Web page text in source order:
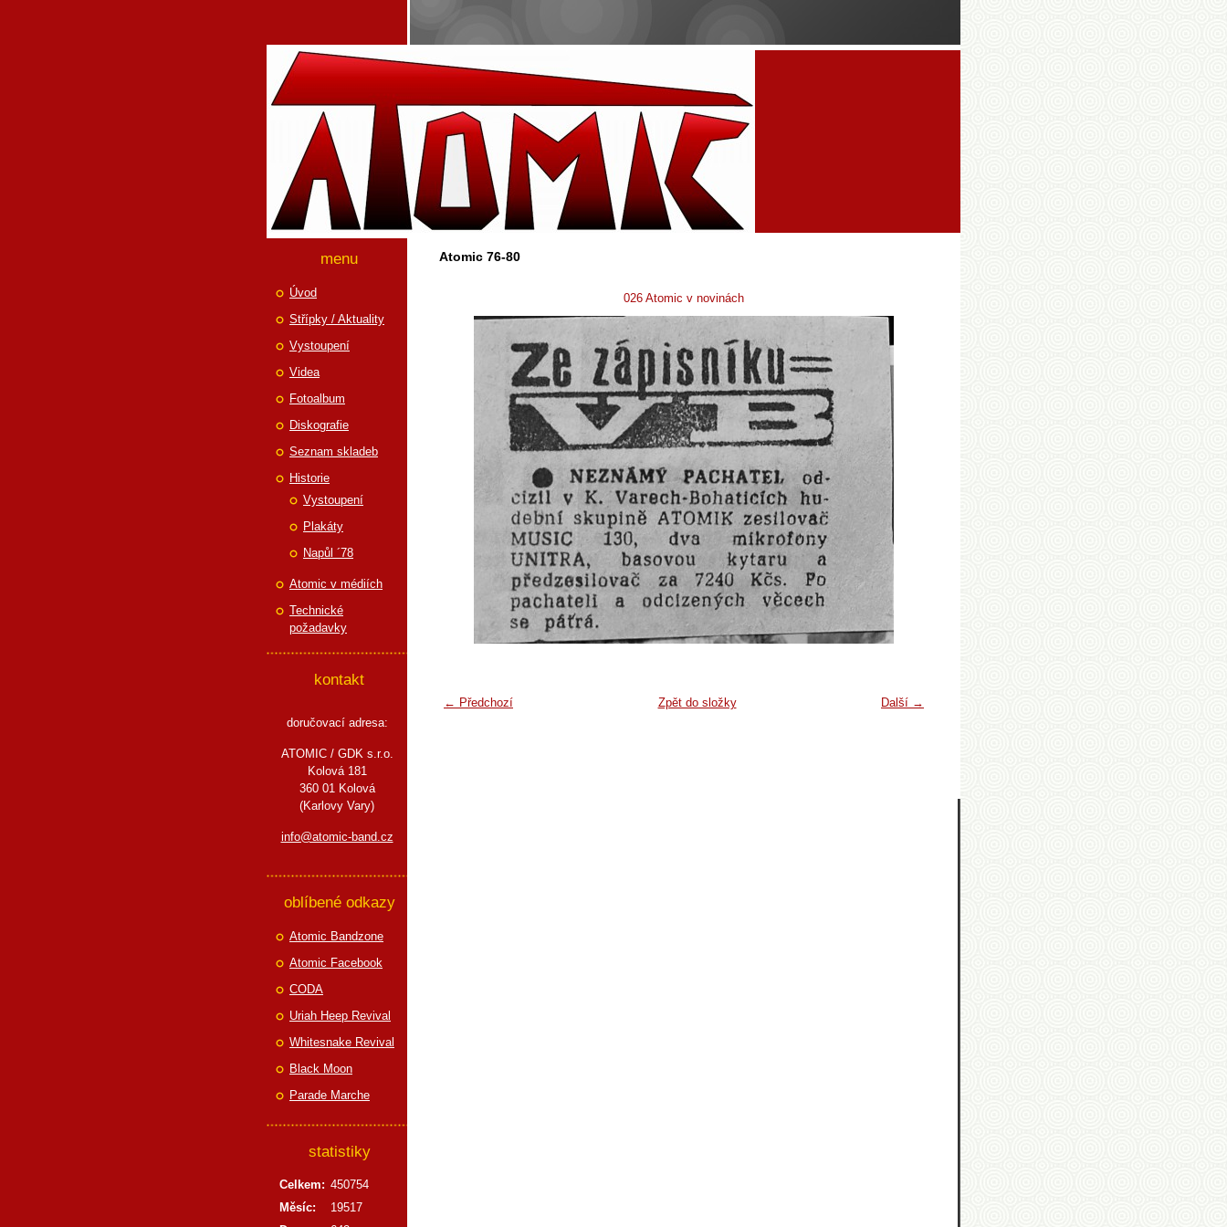
Atomic 76-80
026 Atomic v novinách
← Předchozí Další →
Zpět do složky
menu
Úvod
Střípky / Aktuality
Vystoupení
Videa
Fotoalbum
Diskografie
Seznam skladeb
Historie
Vystoupení
Plakáty
Napůl ´78
Atomic v médiích
Technické
požadavky
kontakt
doručovací adresa:
ATOMIC / GDK s.r.o.
Kolová 181
360 01 Kolová
(Karlovy Vary)
info@atomic-band.cz
oblíbené odkazy
Atomic Bandzone
Atomic Facebook
CODA
Uriah Heep Revival
Whitesnake Revival
Black Moon
Parade Marche
statistiky
Celkem: 450754
Měsíc:
19517